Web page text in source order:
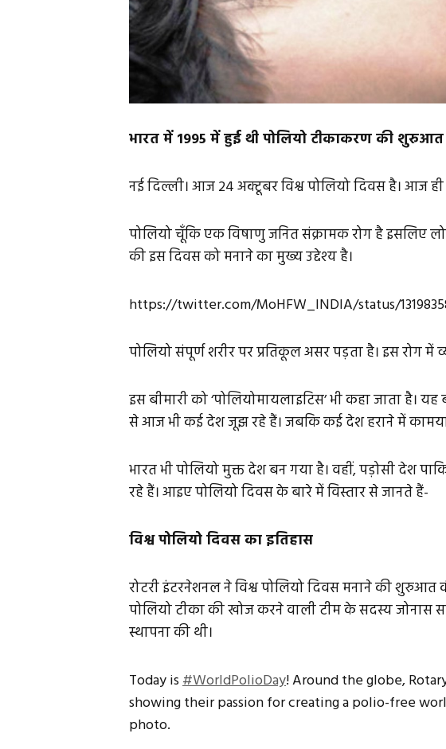
भारत में 1995 में हुई थी पोलियो टीकाकरण की शुरुआत
नई दिल्ली। आज 24 अक्टूबर विश्व पोलियो दिवस है। आज
पोलियो चूँकि एक विषाणु जनित संक्रामक रोग है इसलिए
की इस दिवस को मनाने का मुख्य उद्देश्य है।
https://twitter.com/MoHFW_INDIA/status/
पोलियो संपूर्ण शरीर पर प्रतिकूल असर पड़ता है। इस रोग में
इस बीमारी को ‘पोलियोमायलाइटिस’ भी कहा जाता है।
से आज भी कई देश जूझ रहे हैं। जबकि कई देश हराने में
भारत भी पोलियो मुक्त देश बन गया है। वहीं, पड़ोसी देश
रहे हैं। आइए पोलियो दिवस के बारे में विस्तार से जानते हैं-
विश्व पोलियो दिवस का इतिहास
रोटरी इंटरनेशनल ने विश्व पोलियो दिवस मनाने की शुरुआत
पोलियो टीका की खोज करने वाली टीम के सदस्य जोनास
स्थापना की थी।
Today is#WorldPolioDay! Around the globe,
showing their passion for creating a polio-free
photo.